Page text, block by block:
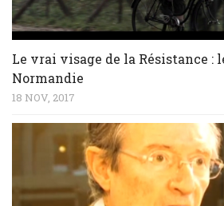
Le vrai visage de la Résistance :
Normandie
18 NOV, 2017